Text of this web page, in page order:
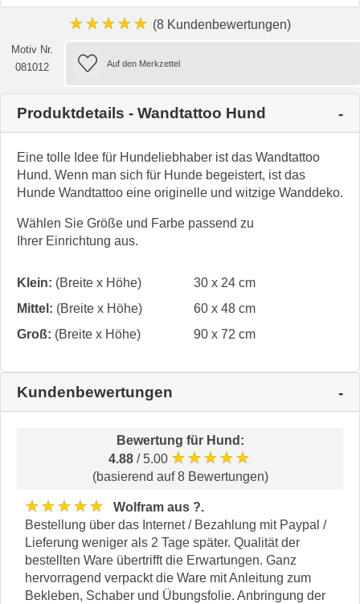
★★★★★ (8 Kundenbewertungen)
Motiv Nr.
081012
Produktdetails - Wandtattoo Hund
Eine tolle Idee für Hundeliebhaber ist das Wandtattoo
Hund. Wenn man sich für Hunde begeistert, ist das
Hunde Wandtattoo eine originelle und witzige Wanddeko.
Wählen Sie Größe und Farbe passend zu
Ihrer Einrichtung aus.
Klein: (Breite x Höhe)
30 x 24 cm
Mittel: (Breite x Höhe)
60 x 48 cm
Groß: (Breite x Höhe) 90 x 72 cm
Kundenbewertungen
Bewertung für Hund :
4.88 / 5.00 ★★★★★
(basierend auf 8 Bewertungen)
★★★★★
Wolfram aus ?.
Bestellung über das Internet / Bezahlung mit Paypal /
Lieferung weniger als 2 Tage später. Qualität der
bestellten Ware übertrifft die Erwartungen. Ganz
hervorragend verpackt die Ware mit Anleitung zum
Bekleben, Schaber und Übungsfolie. Anbringung der